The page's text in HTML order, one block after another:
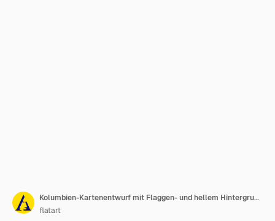
Kolumbien-Kartenentwurf mit Flaggen- und hellem Hintergrundvektor
flatart